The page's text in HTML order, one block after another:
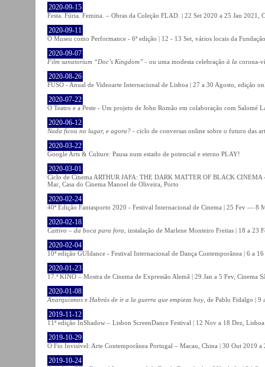
2020-09-15
Festa. Fúria. Femina. – Obras da Coleção FLAD. | 22 Set 2020 a 25 Jan
2020-09-11
O Museu como Performance - 6ª edição | 12 - 13 Set, vários locais da
2020-09-07
Film sanatorium “Doc’s Kingdom” - ou uma modesta celebração à la corona-
2020-08-26
FUSO - Anual de Videoarte Internacional de Lisboa | 27 a 30 Agosto, edição
2020-07-22
O Teatro e a Peste - Um projeto de John Romão em colaboração com Salomé
2020-06-12
Nada ficou no lugar, e agora? - ciclo de conversas online sobre o futuro das
2020-03-22
Google Arts & Culture: Pausa num estado de potencial e eterno PLAY!
2020-03-01
Ciclo de Cinema ARTHUR JAFA: THE DARK MATTER OF BLACK
Mar, Casa do Cinema Manoel de Oliveira, Porto
2020-02-24
40ª Edição Fantasporto 2020 - Festival Internacional de Cinema | 25 Fev — 8
2020-02-18
Cattivo – da boca para fora , instalação de Marlene Monteiro Freitas | 18 a
2020-02-04
10ª edição GUIdance - Festival Internacional de Dança Contemporânea | 6 a
2020-01-23
17.ª KINO – Mostra de Cinema de Expressão Alemã | 29 Jan a 5 Fev, Cinema
2020-01-08
Anarquismos e Habrás de ir a la guerra que empieza hoy , de Pablo Fidalgo |
2019-11-12
11ª edição InShadow – Lisbon ScreenDance Festival | 12 Nov a 18 Dez, Lisboa
2019-10-29
O Fio Invisível: Arte Contemporânea Portugal – Macau, China | 30 Out 2019
2019-10-24